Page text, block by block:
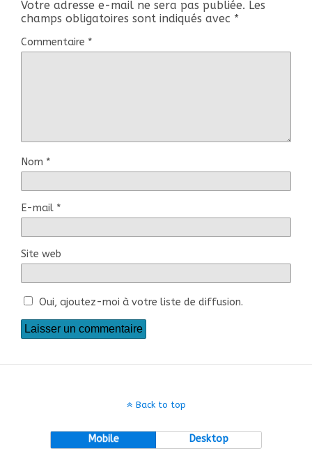
Votre adresse e-mail ne sera pas publiée. Les
champs obligatoires sont indiqués avec *
Commentaire *
Nom *
E-mail *
Site web
Oui, ajoutez-moi à votre liste de diffusion.
Back to top
Mobile Desktop